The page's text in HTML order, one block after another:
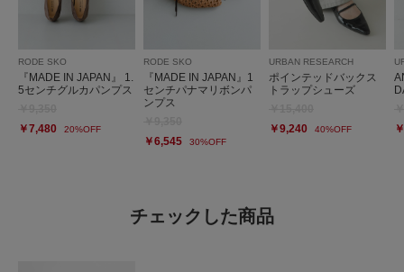
RODE SKO
『MADE IN JAPAN』 1.
5センチグルカパンプス
￥7,480
20%OFF
RODE SKO
『MADE IN JAPAN』1
センチパナマリボンパ
ンプス
￥6,545
30%OFF
URBAN RESEARCH
ポインテッドバックス
トラップシューズ
￥9,240
40%OFF
チェックした商品